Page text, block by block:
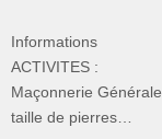
Informations
ACTIVITES :
Maçonnerie
taille de pierres…